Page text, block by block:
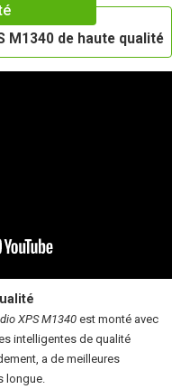
M1340 de haute qualité
XPS M1340est monté avec
intelligentes de qualité
a de meilleures
longue.